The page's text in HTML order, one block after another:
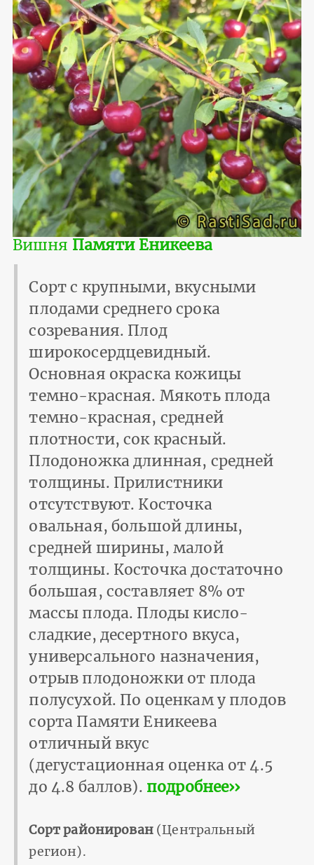
Вишня Памяти Еникеева
Сорт с крупными, вкусными
плодами среднего срока
созревания. Плод
широкосердцевидный.
Основная окраска кожицы
темно-красная. Мякоть плода
темно-красная, средней
плотности, сок красный.
Плодоножка длинная, средней
толщины. Прилистники
отсутствуют. Косточка
овальная, большой длины,
средней ширины, малой
толщины. Косточка достаточно
большая, составляет 8% от
массы плода. Плоды кисло-
сладкие, десертного вкуса,
универсального назначения,
отрыв плодоножки от плода
полусухой. По оценкам у плодов
сорта Памяти Еникеева
отличный вкус
(дегустационная оценка от 4.5
до 4.8 баллов). подробнее››
Сорт районирован(Центральный
регион).